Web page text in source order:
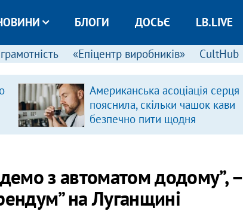
БЛОГИ ДОСЬЄ LB.LIVE
«Епіцентр виробників» CultHub
Американська асоціація серця
пояснила, скільки чашок кави
безпечно пити щодня
з автоматом додому”, –
на Луганщині